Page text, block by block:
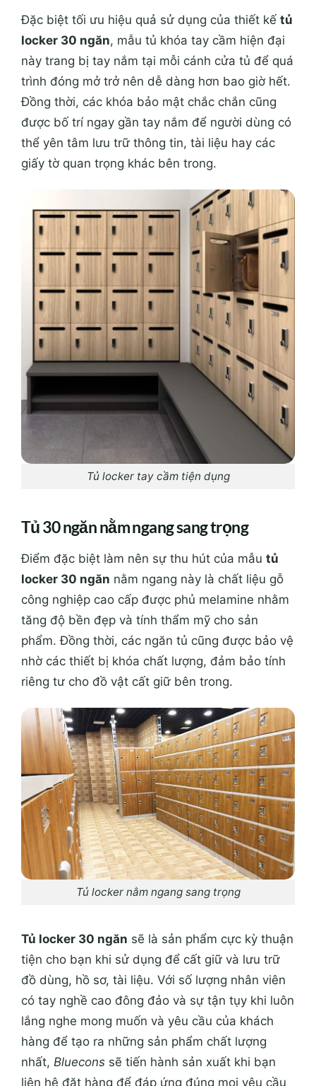
Đặc biệt tối ưu hiệu quả sử dụng của thiết kế tủ
locker 30 ngăn, mẫu tủ khóa tay cầm hiện đại
này trang bị tay nắm tại mỗi cánh cửa tủ để quá
trình đóng mở trở nên dễ dàng hơn bao giờ hết.
Đồng thời, các khóa bảo mật chắc chắn cũng
được bố trí ngay gần tay nắm để người dùng có
thể yên tâm lưu trữ thông tin, tài liệu hay các
giấy tờ quan trọng khác bên trong.
Tủ locker tay cầm tiện dụng
Tủ 30 ngăn nằm ngang sang trọng
Điểm đặc biệt làm nên sự thu hút của mẫu tủ
locker 30 ngăn nằm ngang này là chất liệu gỗ
công nghiệp cao cấp được phủ melamine nhằm
tăng độ bền đẹp và tính thẩm mỹ cho sản
phẩm. Đồng thời, các ngăn tủ cũng được bảo vệ
nhờ các thiết bị khóa chất lượng, đảm bảo tính
riêng tư cho đồ vật cất giữ bên trong.
Tủ locker nằm ngang sang trọng
Tủ locker 30 ngăn sẽ là sản phẩm cực kỳ thuận
tiện cho bạn khi sử dụng để cất giữ và lưu trữ
đồ dùng, hồ sơ, tài liệu. Với số lượng nhân viên
có tay nghề cao đông đảo và sự tận tụy khi luôn
lắng nghe mong muốn và yêu cầu của khách
hàng để tạo ra những sản phẩm chất lượng
nhất, Bluecons sẽ tiến hành sản xuất khi bạn
liên hệ đặt hàng để đáp ứng đúng mọi yêu cầu